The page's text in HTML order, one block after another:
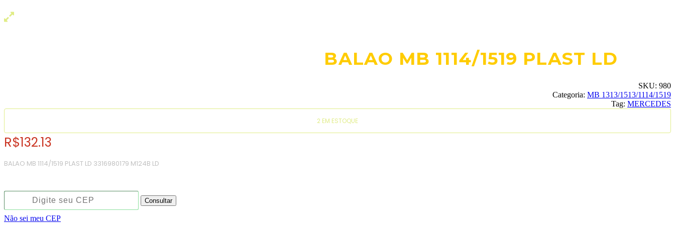
BALAO MB 1114/1519 PLAST LD
SKU: 980
Categoria: MB 1313/1513/1114/1519
Tag: MERCEDES
2 EM ESTOQUE
R$132.13
BALAO MB 1114/1519 PLAST LD 3316980179 M124B LD
Consultar
Não sei meu CEP